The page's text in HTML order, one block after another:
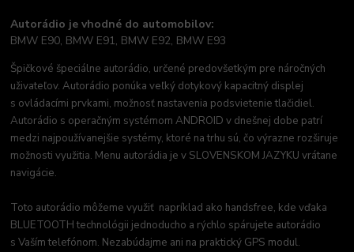
Autorádio je vhodné do automobilov:
BMW E90, BMW E91, BMW E92, BMW E93
Špičkové špeciálne autorádio, určené predovšetkým pre náročných
uživateľov. Autorádio ponúka veľký dotykový kapacitný displej
s ovládacími prvkami, možnosť nastavenia podsvietenie tlačidiel.
Autorádio s operačným systémom ANDROID v dnešnej dobe patrí
medzi najpoužívanejšie systémy, ktoré na trhu sú, čo výrazne rozširuje
možnosti využitia. Menu autorádia je v SLOVENSKOM JAZYKU vrátane
navigácie.
Toto autorádio môžeme využiť napríklad ako handsfree, kde vďaka
BLUETOOTH technológii jednoducho a rýchlo spárujete autorádio
s Vaším telefónom. Nezabúdajme ani na praktický GPS modul.